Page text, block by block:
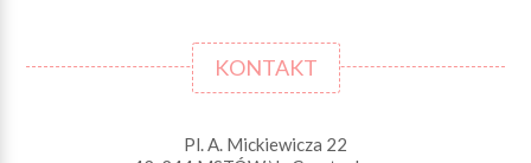
KONTAKT
Pl. A. Mickiewicza 22